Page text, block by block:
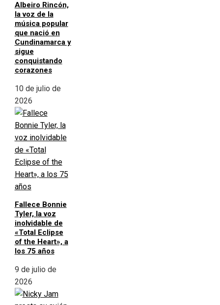
Albeiro Rincón,
la voz de la
música popular
que nació en
Cundinamarca y
sigue
conquistando
corazones
10 de julio de
2026
Fallece Bonnie
Tyler, la voz
inolvidable de
«Total Eclipse
of the Heart», a
los 75 años
9 de julio de
2026